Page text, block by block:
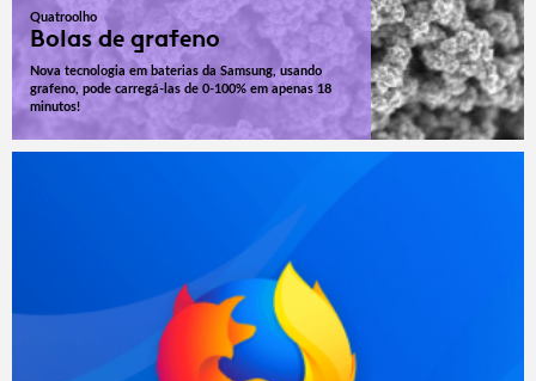
Quatroolho
Bolas de grafeno
Nova tecnologia em baterias da Samsung, usando
grafeno, pode carregá-las de 0-100% em apenas 18
minutos!